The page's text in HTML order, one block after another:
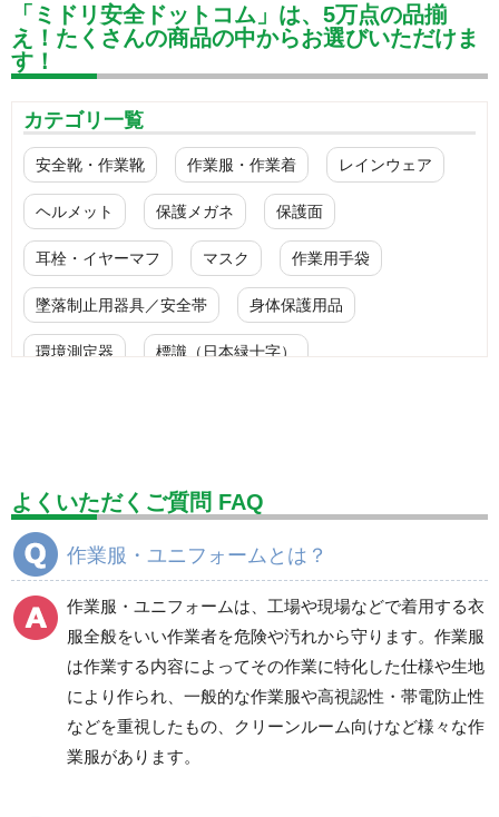
「ミドリ安全ドットコム」は、5万点の品揃
え！たくさんの商品の中からお選びいただけま
す！
カテゴリ一覧
安全靴・作業靴 作業服・作業着 レインウェア
ヘルメット 保護メガネ 保護面
耳栓・イヤーマフ マスク 作業用手袋
墜落制止用器具／安全帯 身体保護用品
環境測定器 標識（日本緑十字）
設備用品・作業補助用品 工事作業用品
分煙対策機器
電気保守用品 ワイパー クリーンルーム対策用品
防災グッズ（防災セット） 救急医療品
健康管理器具 季節商品 ウイルス対策用品
商品カテゴリ一覧
よくいただくご質問 FAQ
作業服・ユニフォームとは？
作業服・ユニフォームは、工場や現場などで着用する衣
服全般をいい作業者を危険や汚れから守ります。作業服
は作業する内容によってその作業に特化した仕様や生地
により作られ、一般的な作業服や高視認性・帯電防止性
などを重視したもの、クリーンルーム向けなど様々な作
業服があります。